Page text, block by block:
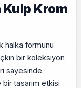
Kulp Krom
halka formunu
bir koleksiyon
sayesinde
tasarım etkisi